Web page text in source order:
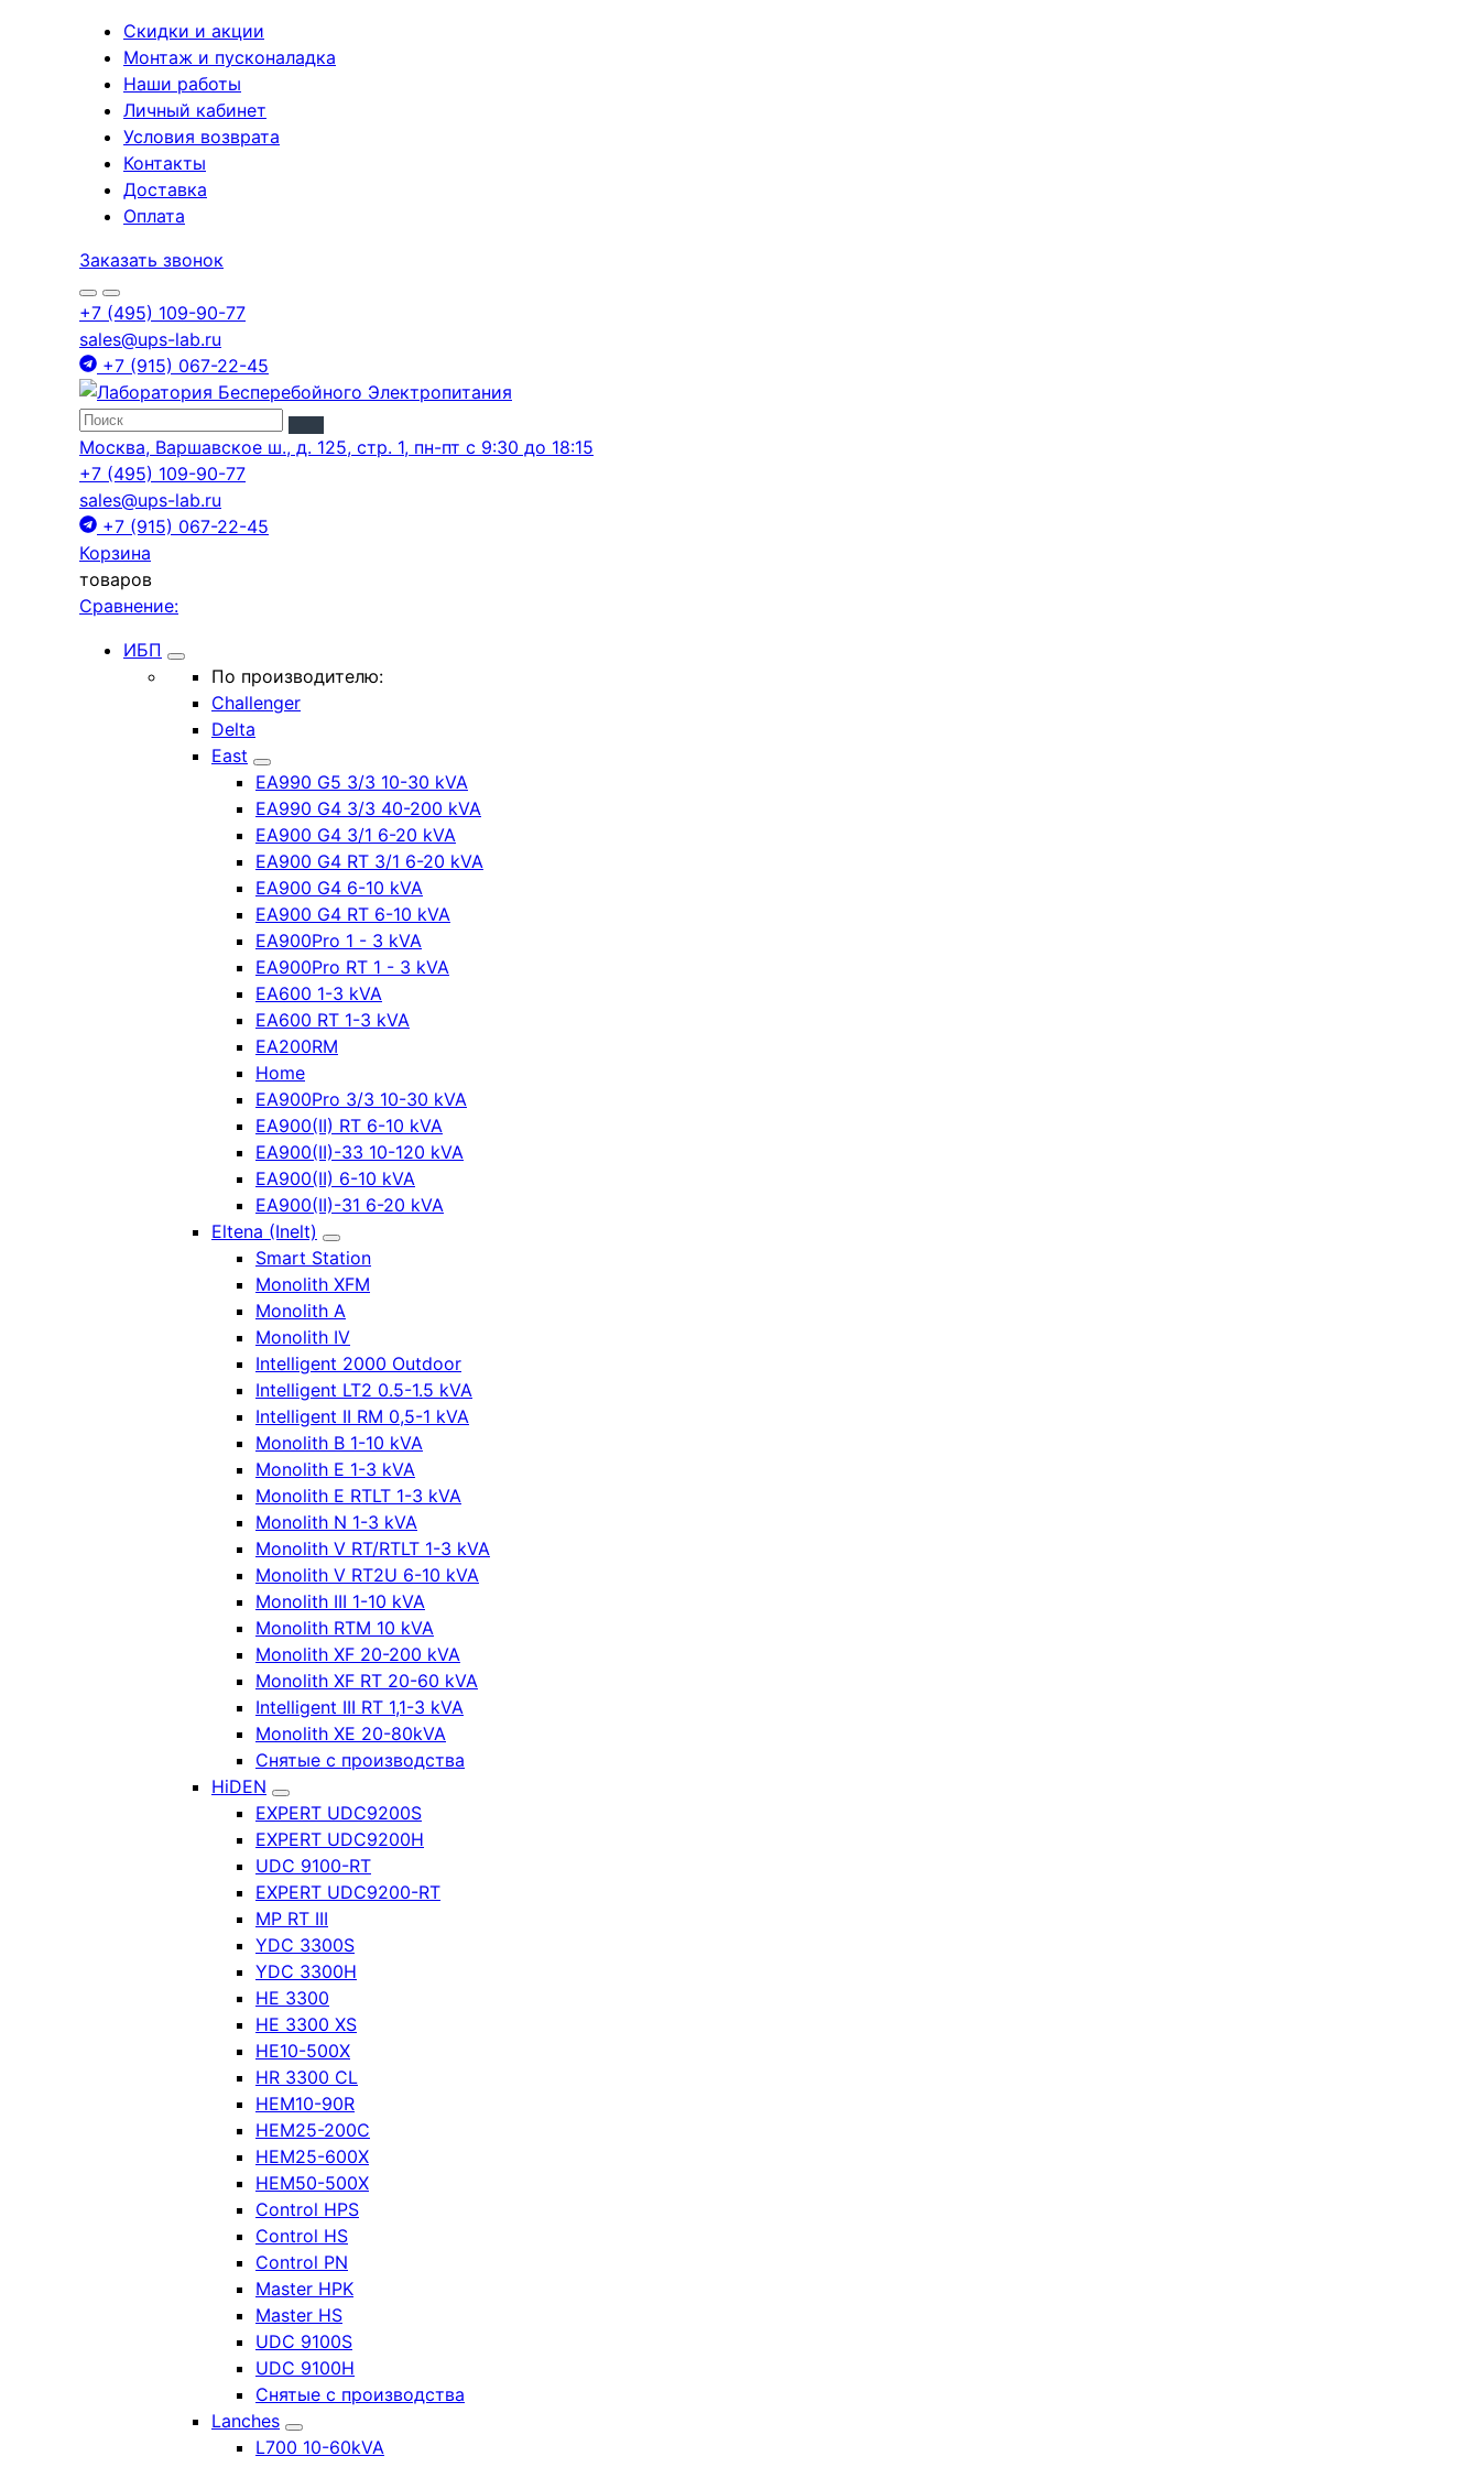
Скидки и акции
Монтаж и пусконаладка
Наши работы
Личный кабинет
Условия возврата
Контакты
Доставка
Оплата
Заказать звонок
+7 (495) 109-90-77
sales@ups-lab.ru
+7 (915) 067-22-45
Москва, Варшавское ш., д. 125, стр. 1, пн-пт с 9:30 до 18:15
+7 (495) 109-90-77
sales@ups-lab.ru
+7 (915) 067-22-45
Корзина
товаров
Сравнение:
ИБП
По производителю:
Challenger
Delta
East
EA990 G5 3/3 10-30 kVA
EA990 G4 3/3 40-200 kVA
EA900 G4 3/1 6-20 kVA
EA900 G4 RT 3/1 6-20 kVA
EA900 G4 6-10 kVA
EA900 G4 RT 6-10 kVA
EA900Pro 1 - 3 kVA
EA900Pro RT 1 - 3 kVA
EA600 1-3 kVA
EA600 RT 1-3 kVA
EA200RM
Home
EA900Pro 3/3 10-30 kVA
EA900(II) RT 6-10 kVA
EA900(II)-33 10-120 kVA
EA900(II) 6-10 kVA
EA900(II)-31 6-20 kVA
Eltena (Inelt)
Smart Station
Monolith XFM
Monolith A
Monolith IV
Intelligent 2000 Outdoor
Intelligent LT2 0.5-1.5 kVA
Intelligent II RM 0,5-1 kVA
Monolith B 1-10 kVA
Monolith E 1-3 kVA
Monolith E RTLT 1-3 kVA
Monolith N 1-3 kVA
Monolith V RT/RTLT 1-3 kVA
Monolith V RT2U 6-10 kVA
Monolith III 1-10 kVA
Monolith RTM 10 kVA
Monolith XF 20-200 kVA
Monolith XF RT 20-60 kVA
Intelligent III RT 1,1-3 kVA
Monolith XE 20-80kVA
Снятые с производства
HiDEN
EXPERT UDC9200S
EXPERT UDC9200H
UDC 9100-RT
EXPERT UDC9200-RT
MP RT III
YDC 3300S
YDC 3300H
HE 3300
HE 3300 XS
HE10-500X
HR 3300 CL
HEM10-90R
HEM25-200C
HEM25-600X
HEM50-500X
Control HPS
Control HS
Control PN
Master HPK
Master HS
UDC 9100S
UDC 9100H
Снятые с производства
Lanches
L700 10-60kVA